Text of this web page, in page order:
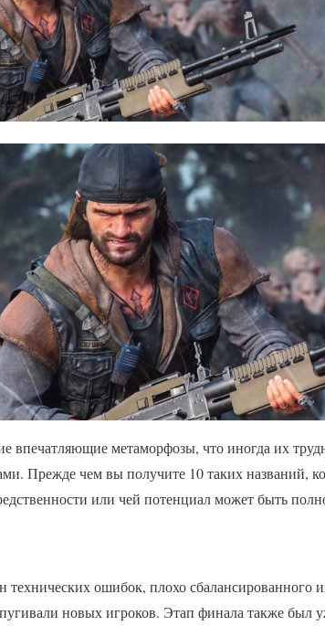
впечатляющие метаморфозы, что иногда их
Прежде чем вы получите 10 таких названий,
или чей потенциал может быть
ошибок, плохо сбалансированного
новых игроков. Этап финала также был